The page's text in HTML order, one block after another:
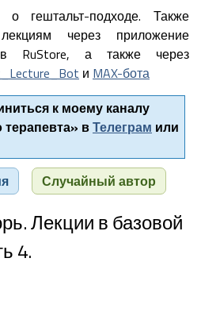
гештальт-подходе. Также
через приложение
RuStore, а также через
и MAX-бота
к моему каналу
терапевта» вТелеграм или
Случайный автор
Лекции в базовой
4.